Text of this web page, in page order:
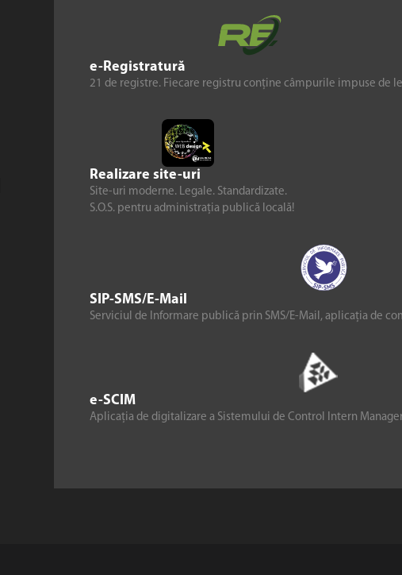
e-Registratură
21 de registre. Fiecare registru conține câmpurile impuse de
Realizare site-uri
Site-uri moderne. Legale. Standardizate.
S.O.S. pentru administrația publică locală!
SIP-SMS/E-Mail
Serviciul de Informare publică prin SMS/E-Mail, aplicația de
e-SCIM
Aplicația de digitalizare a Sistemului de Control Intern